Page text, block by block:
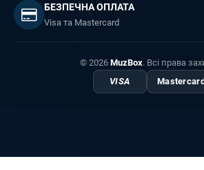
БЕЗПЕЧНА ОПЛАТА
Visa та Mastercard
© 2026 MuzBox. Всі права
VISA
Mastercard